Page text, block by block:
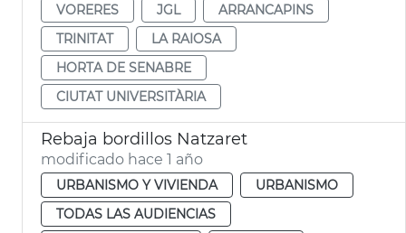
VORERES
JGL
ARRANCAPINS
TRINITAT
LA RAIOSA
HORTA DE SENABRE
CIUTAT UNIVERSITÀRIA
Rebaja bordillos Natzaret
modificado hace 1 año
URBANISMO Y VIVIENDA
URBANISMO
TODAS LAS AUDIENCIAS